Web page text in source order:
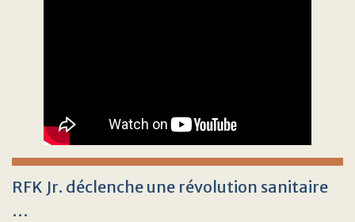
RFK Jr. déclenche une révolution sanitaire
…